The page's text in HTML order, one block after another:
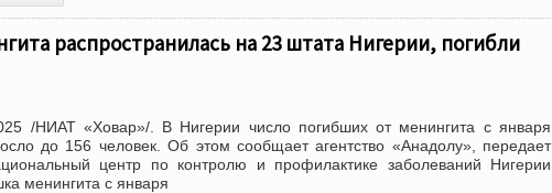
распространилась на 23 штата Нигерии, погибли
/НИАТ «Ховар»/. В Нигерии число погибших от менингита с января
до 156 человек. Об этом сообщает агентство «Анадолу», передает
центр по контролю и профилактике заболеваний Нигерии
менингита с января